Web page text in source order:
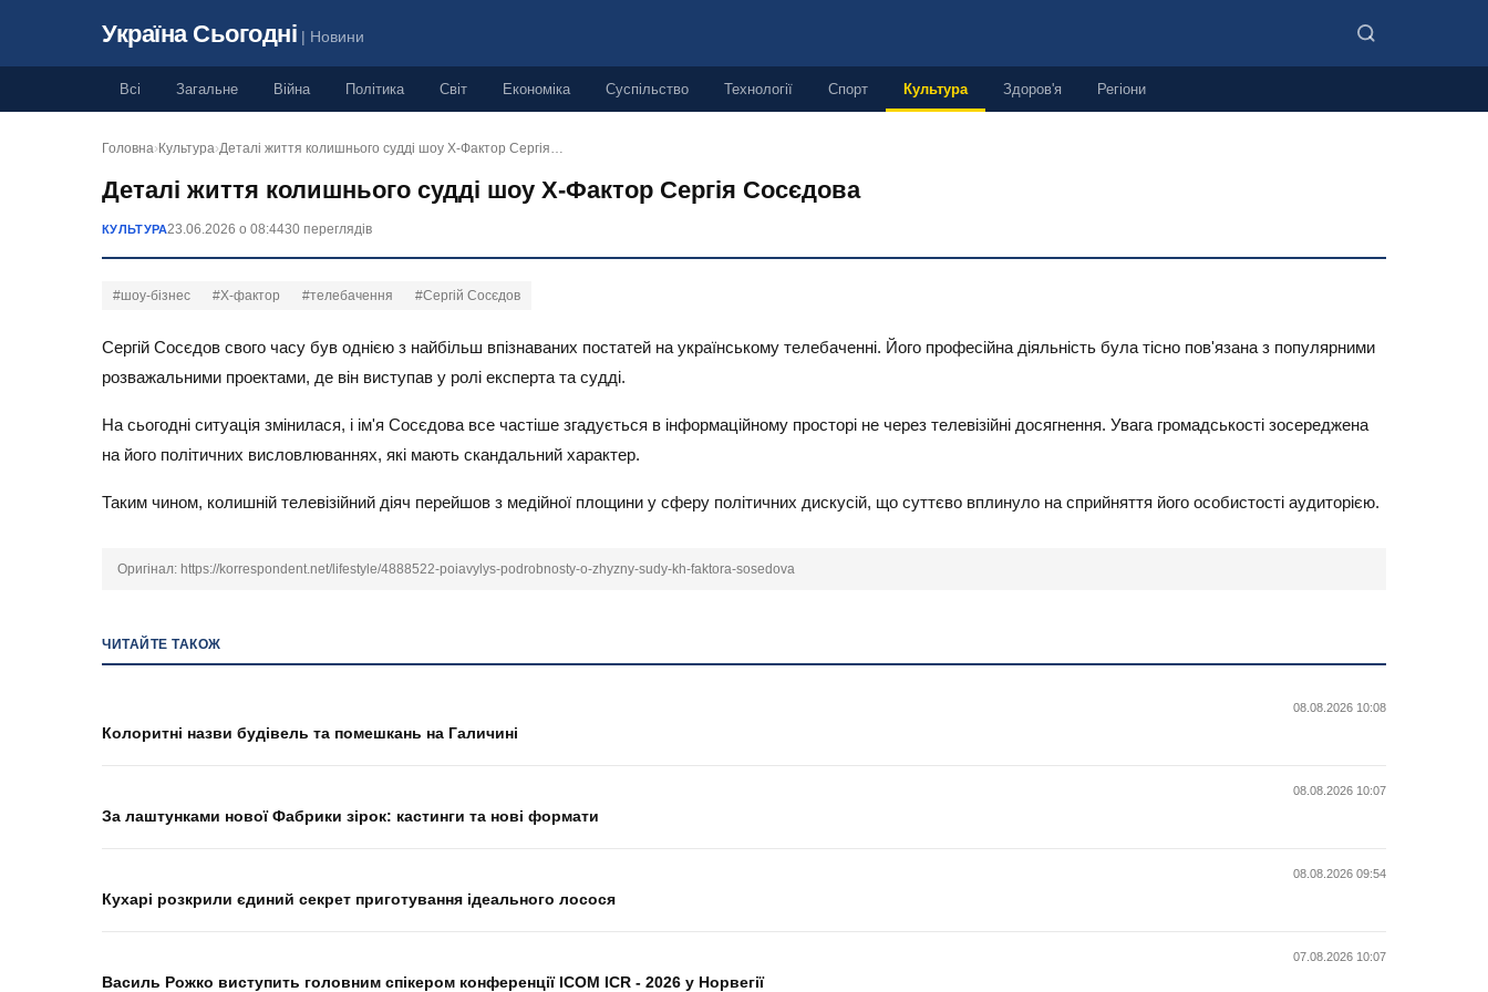
Україна Сьогодні | Новини
Всі Загальне Війна Політика Світ Економіка Суспільство Технології Спорт Культура Здоров'я Регіони
Головна› Культура›Деталі життя колишнього судді шоу Х-Фактор Сергія…
Деталі життя колишнього судді шоу Х-Фактор Сергія Сосєдова
КУЛЬТУРА23.06.2026 о 08:4430 переглядів
#шоу-бізнес #Х-фактор #телебачення #Сергій Сосєдов
Сергій Сосєдов свого часу був однією з найбільш впізнаваних постатей на українському телебаченні. Його професійна діяльність була тісно пов'язана з популярними
розважальними проектами, де він виступав у ролі експерта та судді.
На сьогодні ситуація змінилася, і ім'я Сосєдова все частіше згадується в інформаційному просторі не через телевізійні досягнення. Увага громадськості зосереджена
на його політичних висловлюваннях, які мають скандальний характер.
Таким чином, колишній телевізійний діяч перейшов з медійної площини у сферу політичних дискусій, що суттєво вплинуло на сприйняття його особистості аудиторією.
Оригінал: https://korrespondent.net/lifestyle/4888522-poiavylys-podrobnosty-o-zhyzny-sudy-kh-faktora-sosedova
ЧИТАЙТЕ ТАКОЖ
08.08.2026 10:08
Колоритні назви будівель та помешкань на Галичині
08.08.2026 10:07
За лаштунками нової Фабрики зірок: кастинги та нові формати
08.08.2026 09:54
Кухарі розкрили єдиний секрет приготування ідеального лосося
07.08.2026 10:07
Василь Рожко виступить головним спікером конференції ICOM ICR - 2026 у Норвегії